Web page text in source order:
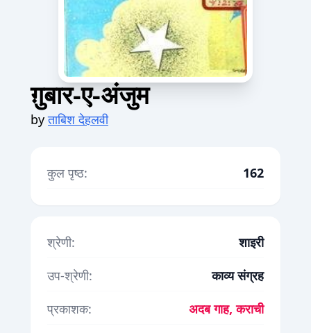
ग़ुबार-ए-अंजुम
byताबिश देहलवी
कुल पृष्ठ: 162
श्रेणी:
शाइरी
उप-श्रेणी:
काव्य संग्रह
प्रकाशक:
अदब गाह, कराची